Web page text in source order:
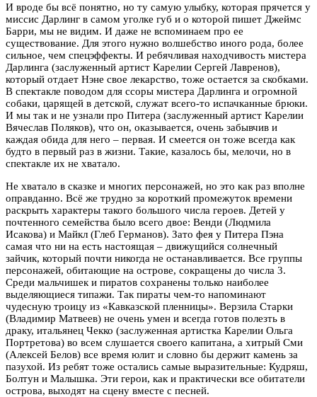
И вроде бы всё понятно, но ту самую улыбку, которая прячется у
миссис Дарлинг в самом уголке губ и о которой пишет Джеймс
Барри, мы не видим. И даже не вспоминаем про ее
существование. Для этого нужно волшебство иного рода, более
сильное, чем спецэффекты. И ребячливая находчивость мистера
Дарлинга (заслуженный артист Карелии Сергей Лавренов),
который отдает Нэне свое лекарство, тоже остается за скобками.
В спектакле поводом для ссоры мистера Дарлинга и огромной
собаки, царящей в детской, служат всего-то испачканные брюки.
И мы так и не узнали про Питера (заслуженный артист Карелии
Вячеслав Поляков), что он, оказывается, очень забывчив и
каждая обида для него – первая. И смеется он тоже всегда как
будто в первый раз в жизни. Такие, казалось бы, мелочи, но в
спектакле их не хватало.
Не хватало в сказке и многих персонажей, но это как раз вполне
оправданно. Всё же трудно за короткий промежуток времени
раскрыть характеры такого большого числа героев. Детей у
почтенного семейства было всего двое: Венди (Людмила
Исакова) и Майкл (Глеб Германов). Зато фея у Питера Пэна
самая что ни на есть настоящая – движущийся солнечный
зайчик, который почти никогда не останавливается. Все группы
персонажей, обитающие на острове, сокращены до числа 3.
Среди мальчишек и пиратов сохранены только наиболее
выделяющиеся типажи. Так пираты чем-то напоминают
чудесную троицу из «Кавказской пленницы». Верзила Старки
(Владимир Матвеев) не очень умен и всегда готов полезть в
драку, итальянец Чекко (заслуженная артистка Карелии Ольга
Портретова) во всем слушается своего капитана, а хитрый Сми
(Алексей Белов) все время юлит и словно бы держит камень за
пазухой. Из ребят тоже остались самые выразительные: Кудряш,
Болтун и Малышка. Эти герои, как и практически все обитатели
острова, выходят на сцену вместе с песней.